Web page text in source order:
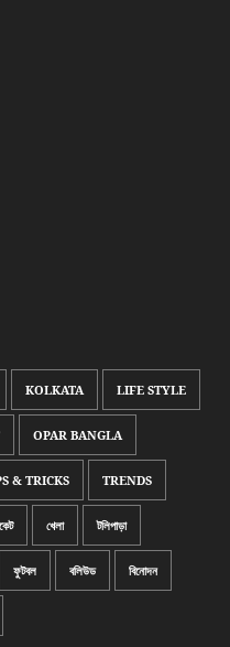
KOLKATA LIFE STYLE
OPAR BANGLA
& TRICKS TRENDS
খেলা টলিপাড়া
ফুটবল বলিউড বিনোদন